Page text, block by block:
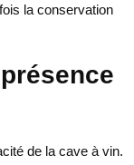
la conservation
de la cave à vin.